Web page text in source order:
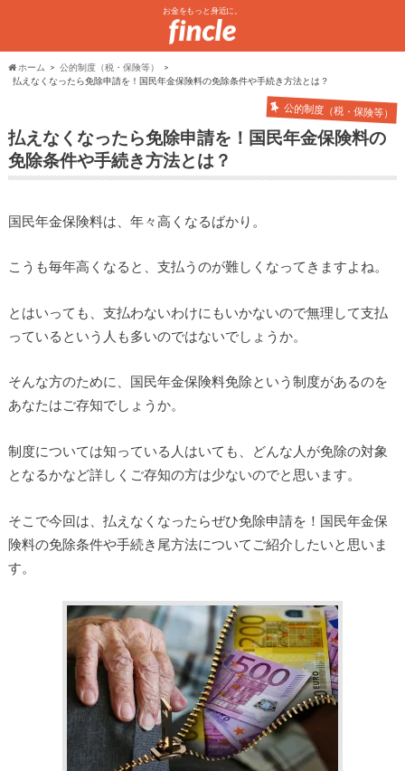
お金をもっと身近に。
ホーム
公的制度（税・保険等）
払えなくなったら免除申請を！国民年金保険料の免除条件や手続き方法とは？
公的制度（税・保険等）
払えなくなったら免除申請を！国民年金保険料の
免除条件や手続き方法とは？
国民年金保険料は、年々高くなるばかり。
こうも毎年高くなると、支払うのが難しくなってきますよね。
とはいっても、支払わないわけにもいかないので無理して支払
っているという人も多いのではないでしょうか。
そんな方のために、国民年金保険料免除という制度があるのを
あなたはご存知でしょうか。
制度については知っている人はいても、どんな人が免除の対象
となるかなど詳しくご存知の方は少ないのでと思います。
そこで今回は、払えなくなったらぜひ免除申請を！国民年金保
険料の免除条件や手続き尾方法についてご紹介したいと思いま
す。